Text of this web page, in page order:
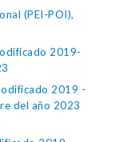
(PEI-POI),
2019-
2019 -
del año 2023